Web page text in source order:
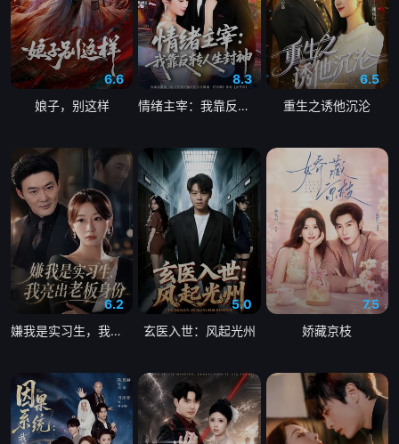
6.6
娘子，别这样
8.3
情绪主宰：我靠反转人生封神
6.5
重生之诱他沉沦
6.2
嫌我是实习生，我亮出老板身份
5.0
玄医入世：风起光州
7.5
娇藏京枝